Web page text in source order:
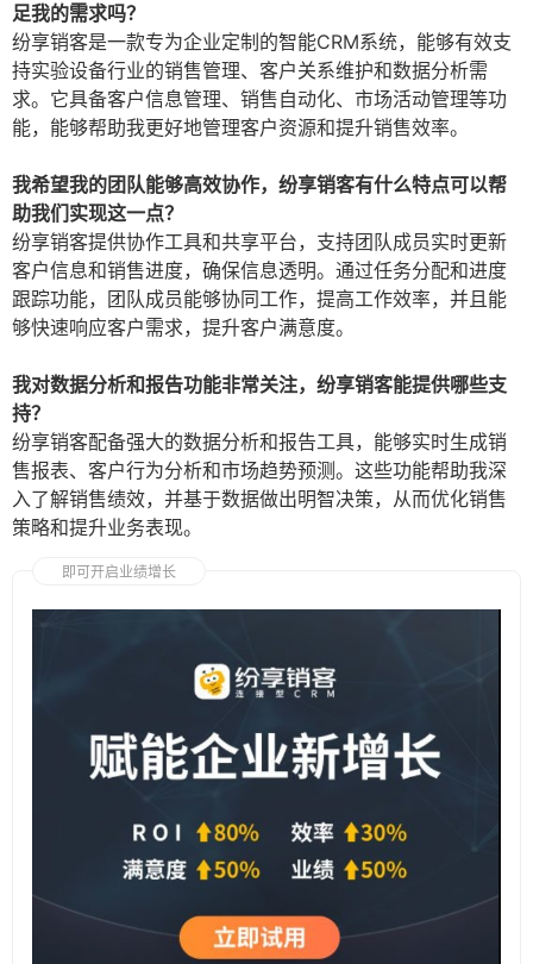
足我的需求吗？
纷享销客是一款专为企业定制的智能CRM系统，能够有效支
持实验设备行业的销售管理、客户关系维护和数据分析需
求。它具备客户信息管理、销售自动化、市场活动管理等功
能，能够帮助我更好地管理客户资源和提升销售效率。
我希望我的团队能够高效协作，纷享销客有什么特点可以帮
助我们实现这一点？
纷享销客提供协作工具和共享平台，支持团队成员实时更新
客户信息和销售进度，确保信息透明。通过任务分配和进度
跟踪功能，团队成员能够协同工作，提高工作效率，并且能
够快速响应客户需求，提升客户满意度。
我对数据分析和报告功能非常关注，纷享销客能提供哪些支
持？
纷享销客配备强大的数据分析和报告工具，能够实时生成销
售报表、客户行为分析和市场趋势预测。这些功能帮助我深
入了解销售绩效，并基于数据做出明智决策，从而优化销售
策略和提升业务表现。
即可开启业绩增长